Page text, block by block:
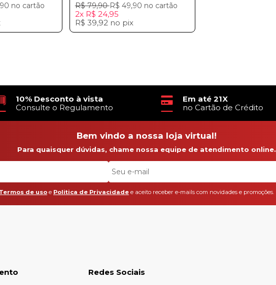
no cartão R$ 79,90R$ 49,90 no cartão
2x R$ 24,95
R$ 39,92 no pix
10% Desconto à vista
Consulte o Regulamento
Em até 21X
no Cartão de Crédito
Bem vindo a nossa loja virtual!
Para quaisquer dúvidas, chame nossa equipe de atendimento online.
Termos de uso e Politica de Privacidade e aceito receber e-mails com novidades e promoções.
Redes Sociais